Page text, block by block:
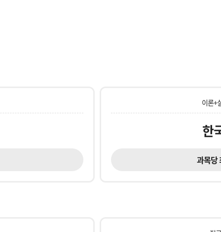
이론+
한
과목당